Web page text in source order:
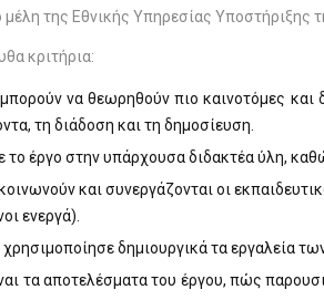
της Εθνικής Υπηρεσίας Υποστήριξης
κριτήρια:
να θεωρηθούν πιο καινοτόμες
τη διάδοση και τη δημοσίευση.
έργο στην υπάρχουσα διδακτέα ύλη,
και συνεργάζονται οι
ενεργά).
δημιουργικά τα εργαλεία
τα αποτελέσματα του έργου, πώς